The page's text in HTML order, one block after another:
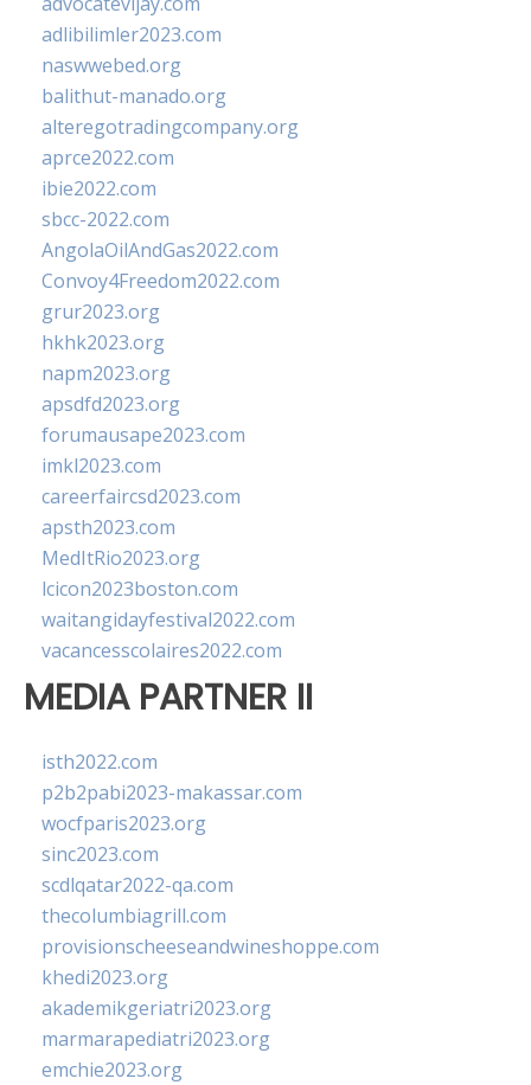
adlibilimler2023.com
naswwebed.org
balithut-manado.org
alteregotradingcompany.org
aprce2022.com
ibie2022.com
sbcc-2022.com
AngolaOilAndGas2022.com
Convoy4Freedom2022.com
grur2023.org
hkhk2023.org
napm2023.org
apsdfd2023.org
forumausape2023.com
imkl2023.com
careerfaircsd2023.com
apsth2023.com
MedItRio2023.org
lcicon2023boston.com
waitangidayfestival2022.com
vacancesscolaires2022.com
MEDIA PARTNER II
isth2022.com
p2b2pabi2023-makassar.com
wocfparis2023.org
sinc2023.com
scdlqatar2022-qa.com
thecolumbiagrill.com
provisionscheeseandwineshoppe.com
khedi2023.org
akademikgeriatri2023.org
marmarapediatri2023.org
emchie2023.org